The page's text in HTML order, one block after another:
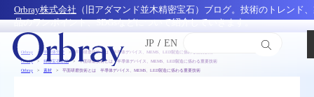
Orbray株式会社 （旧アダマンド並木精密宝石）ブログ。技術のトレンド
品のワンポイント、SDGsなどについて紹介していきます。
JP / EN
Orbray 半導体分野
平面研磨技術とは 半導体デバイス、MEMS、LED製造に係わる重要技術
Orbray
精密宝石部品
平面研磨技術とは 半導体デバイス、MEMS、LED製造に係わる重要技術
Orbray
素材 平面研磨技術とは 半導体デバイス、MEMS、LED製造に係わる重要技術